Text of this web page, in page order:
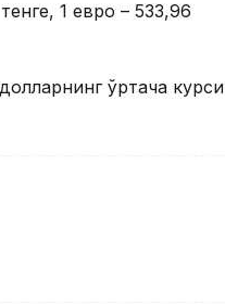
1 евро – 533,96
ўртача курси